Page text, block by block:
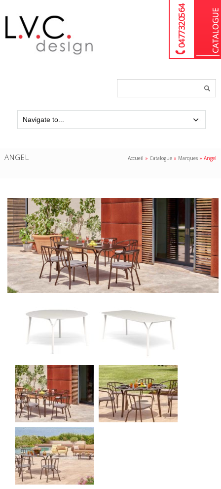
04 77 32 05 64
ANGEL Accueil » Catalogue » Marques »Angel